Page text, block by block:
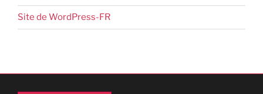
Site de WordPress-FR